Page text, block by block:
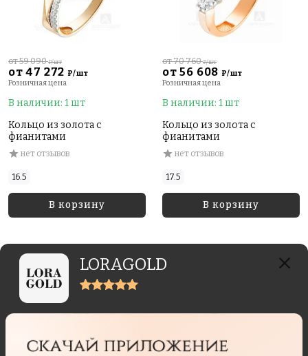
LORAGOLD
от 47 272 ₽/шт
от 59 090₽/шт
Розничная цена
В наличии: 1 шт
Кольцо из золота с
фианитами
нет отзывов
16.5
В корзину
от 56 608 ₽/шт
от 70 760₽/шт
Розничная цена
В наличии: 1 шт
Кольцо из золота с
фианитами
нет отзывов
17.5
В корзину
Отзывы реальных покупателей
Отзывы могут отправлять только пользователи,